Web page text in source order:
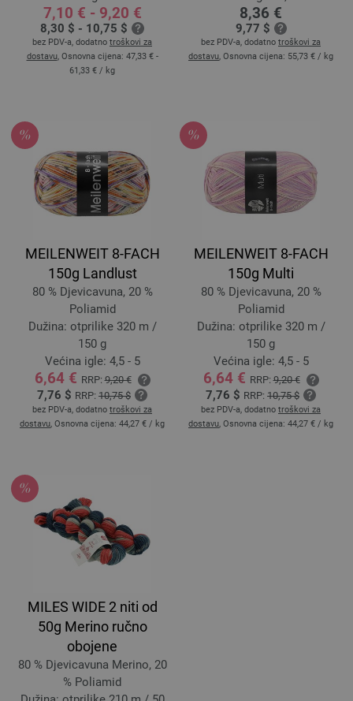
7,10 € - 9,20 €
8,30 $ - 10,75 $
bez PDV-a, dodatno troškovi za
dostavu, Osnovna cijena: 47,33 € -
61,33 € / kg
8,36 €
9,77 $
bez PDV-a, dodatno troškovi za
dostavu, Osnovna cijena: 55,73 € / kg
MEILENWEIT 8-FACH
150g Landlust
80 % Djevicavuna, 20 %
Poliamid
Dužina: otprilike 320 m /
150 g
Većina igle: 4,5 - 5
6,64 € RRP:9,20 €
7,76 $ RRP: 10,75 $
bez PDV-a, dodatno troškovi za
dostavu, Osnovna cijena: 44,27 € / kg
MEILENWEIT 8-FACH
150g Multi
80 % Djevicavuna, 20 %
Poliamid
Dužina: otprilike 320 m /
150 g
Većina igle: 4,5 - 5
6,64 € RRP:9,20 €
7,76 $ RRP: 10,75 $
bez PDV-a, dodatno troškovi za
dostavu, Osnovna cijena: 44,27 € / kg
MILES WIDE 2 niti od
50g Merino ručno
obojene
80 % Djevicavuna Merino, 20
% Poliamid